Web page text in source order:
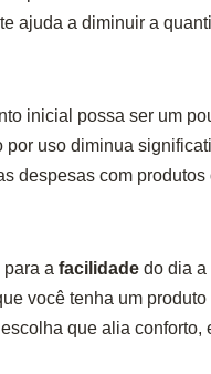
ajuda a diminuir a
inicial possa ser um
uso diminua
despesas com produtos
a facilidadedo dia a
você tenha um produto
que alia conforto,